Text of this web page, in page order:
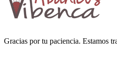
Gracias por tu paciencia. Estamos